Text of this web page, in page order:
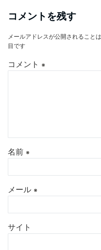
コメントを残す
メールアドレスが公開されることは
目です
コメント ※
名前 ※
メール ※
サイト